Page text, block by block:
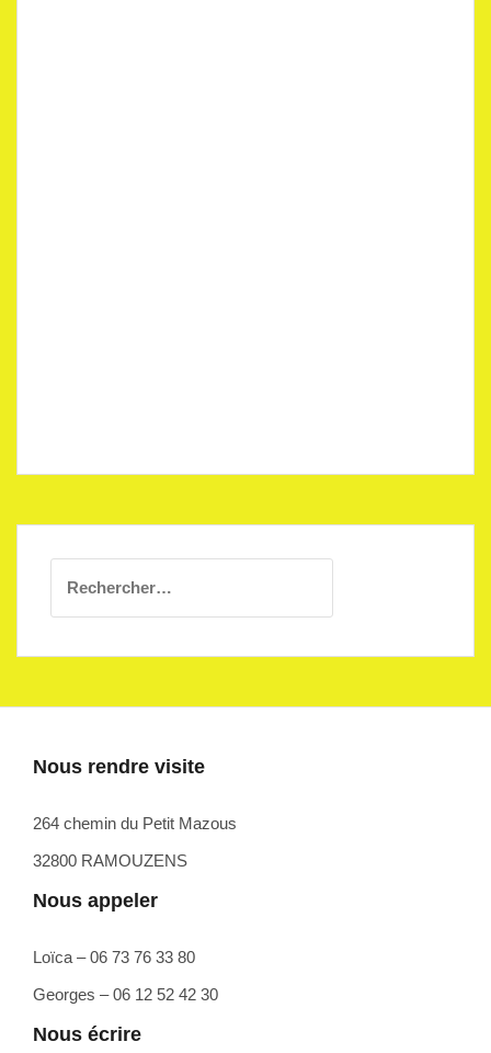
Nous rendre visite
264 chemin du Petit Mazous
32800 RAMOUZENS
Nous appeler
Loïca – 06 73 76 33 80
Georges – 06 12 52 42 30
Nous écrire